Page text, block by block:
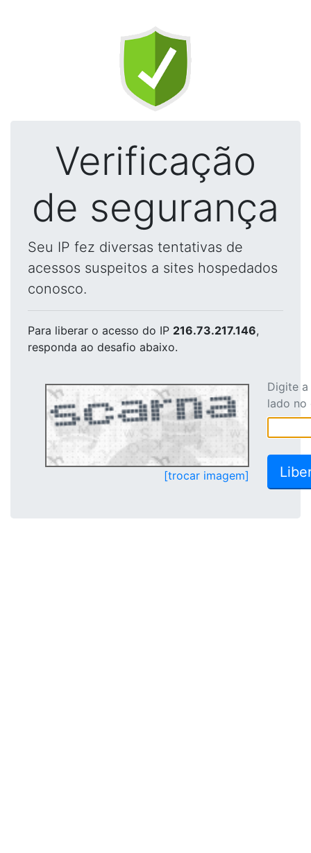
Verificação
de segurança
Seu IP fez diversas tentativas de
acessos suspeitos a sites hospedados
conosco.
Para liberar o acesso do IP 216.73.217.146,
responda ao desafio abaixo.
[trocar imagem]
Digite
lado no